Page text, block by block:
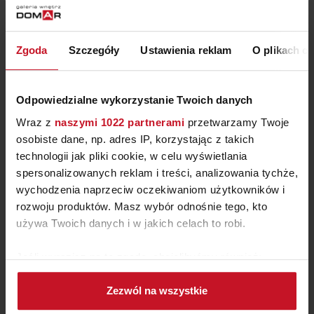
Zgoda Szczegóły Ustawienia reklam O plikach
Odpowiedzialne wykorzystanie Twoich danych
Wraz z naszymi 1022 partnerami przetwarzamy Twoje
osobiste dane, np. adres IP, korzystając z takich
technologii jak pliki cookie, w celu wyświetlania
spersonalizowanych reklam i treści, analizowania tychże,
wychodzenia naprzeciw oczekiwaniom użytkowników i
rozwoju produktów. Masz wybór odnośnie tego, kto
używa Twoich danych i w jakich celach to robi.
Jeśli wyrazisz na to zgodę, chcielibyśmy również:
Gromadzić dane dotyczące Twojej lokalizacji
geograficznej z dokładnością nawet do kilku metrów
Identyfikować Twoje urządzenie, aktywnie
Zezwól na wszystkie
LAMPA DROPS
ZAPYTAJ O CENĘ W SALONIE
PLAFON DEA